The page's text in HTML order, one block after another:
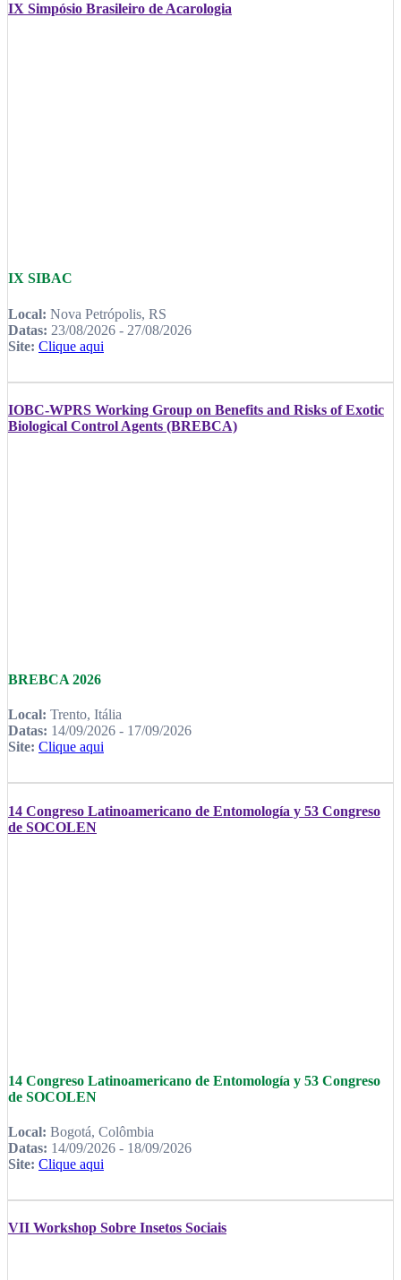
IX Simpósio Brasileiro de Acarologia
IX SIBAC
Local: Nova Petrópolis, RS
Datas: 23/08/2026 - 27/08/2026
Site: Clique aqui
IOBC-WPRS Working Group on Benefits and Risks of Exotic
Biological Control Agents (BREBCA)
BREBCA 2026
Local: Trento, Itália
Datas: 14/09/2026 - 17/09/2026
Site: Clique aqui
14 Congreso Latinoamericano de Entomología y 53 Congreso
de SOCOLEN
14 Congreso Latinoamericano de Entomología y 53 Congreso
de SOCOLEN
Local: Bogotá, Colômbia
Datas: 14/09/2026 - 18/09/2026
Site: Clique aqui
VII Workshop Sobre Insetos Sociais